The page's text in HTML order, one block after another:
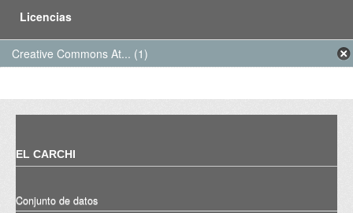
Licencias
Creative Commons At... (1)
EL CARCHI
Conjunto de datos